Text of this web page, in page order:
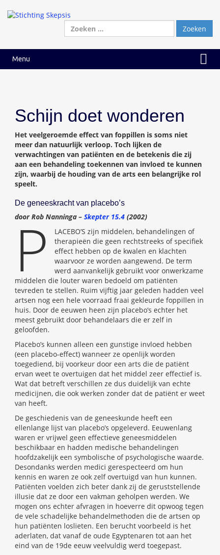
naar
naar
Zoeken
naar:
Menu
Schijn doet wonderen
Het veelgeroemde effect van foppillen is soms niet
meer dan natuurlijk verloop. Toch lijken de
verwachtingen van patiënten en de betekenis die zij
aan een behandeling toekennen van invloed te kunnen
zijn, waarbij de houding van de arts een belangrijke rol
speelt.
De geneeskracht van placebo’s
door Rob Nanninga – Skepter 15.4 (2002)
P
LACEBO’S zijn middelen, behandelingen of
therapieën die geen rechtstreeks of specifiek
effect hebben op de kwalen en klachten
waarvoor ze worden aangewend. De term
werd aanvankelijk gebruikt voor onwerkzame
middelen die louter waren bedoeld om patiënten
tevreden te stellen. Ruim vijftig jaar geleden hadden veel
artsen nog een hele voorraad fraai gekleurde foppillen in
huis. Door de eeuwen heen zijn placebo’s echter het
meest gebruikt door behandelaars die er zelf in
geloofden.
Placebo’s kunnen alleen een gunstige invloed hebben
(een placebo-effect) wanneer ze openlijk worden
toegediend, bij voorkeur door een arts die de patiënt
ervan weet te overtuigen dat het middel zeer effectief is.
Wat dat betreft verschillen ze dus duidelijk van echte
medicijnen, die ook werken zonder dat de patiënt er weet
van heeft.
De geschiedenis van de geneeskunde heeft een
ellenlange lijst van placebo’s opgeleverd. Eeuwenlang
waren er vrijwel geen effectieve geneesmiddelen
beschikbaar en hadden medische behandelingen
hoofdzakelijk een symbolische of psychologische waarde.
Desondanks werden medici gerespecteerd om hun
kennis en waren ze ook zelf overtuigd van hun kunnen.
Patiënten voelden zich beter dank zij de geruststellende
illusie dat ze door een vakman geholpen werden. We
mogen ons echter afvragen in hoeverre dit opwoog tegen
de vele schadelijke behandelmethoden die de artsen op
hun patiënten loslieten. Een berucht voorbeeld is het
aderlaten, dat vanaf de oude Egyptenaren tot aan het
eind van de 19de eeuw veelvuldig werd toegepast.